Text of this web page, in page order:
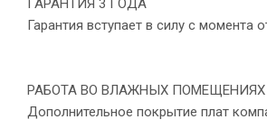
ГАРАНТИЯ 3 ГОДА
Гарантия вступает в силу с момента
РАБОТА ВО ВЛАЖНЫХ ПОМЕЩЕНИЯХ
Дополнительное покрытие плат